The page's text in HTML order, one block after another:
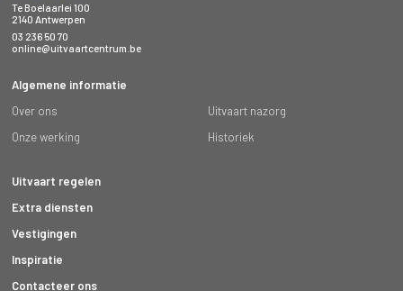
Te Boelaarlei 100
2140 Antwerpen
03 236 50 70
online@uitvaartcentrum.be
Algemene informatie
Over ons
Uitvaart nazorg
Onze werking
Historiek
Uitvaart regelen
Extra diensten
Vestigingen
Inspiratie
Contacteer ons